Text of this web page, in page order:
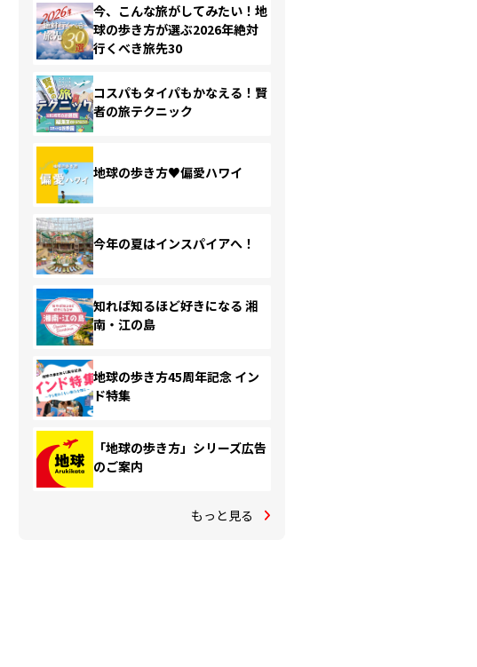
今、こんな旅がしてみたい！地
球の歩き方が選ぶ2026年絶対
行くべき旅先30
コスパもタイパもかなえる！賢
者の旅テクニック
地球の歩き方♥偏愛ハワイ
今年の夏はインスパイアへ！
知れば知るほど好きになる 湘
南・江の島
地球の歩き方45周年記念 イン
ド特集
「地球の歩き方」シリーズ広告
のご案内
もっと見る